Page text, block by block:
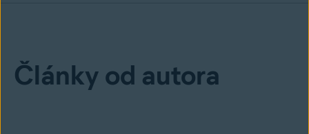
Články od autora